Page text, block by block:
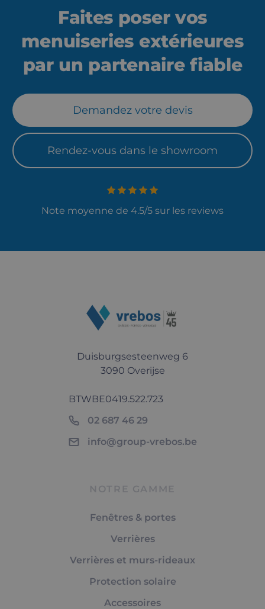
Faites poser vos
menuiseries extérieures
par un partenaire fiable
Demandez votre devis
Rendez-vous dans le showroom
Note moyenne de 4.5/5 sur les reviews
Duisburgsesteenweg 6
3090 Overijse
BTWBE0419.522.723
02 687 46 29
info@group-vrebos.be
NOTRE GAMME
Fenêtres & portes
Verrières
Verrières et murs-rideaux
Protection solaire
Accessoires